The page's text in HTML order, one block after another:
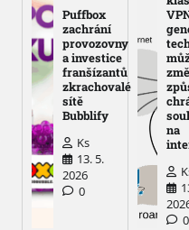
Puffbox
zachrání
provozovny
a investice
franšízantů
zkrachovalé
sítě
Bubblify
Ks
13. 5.
2026
0
na
0